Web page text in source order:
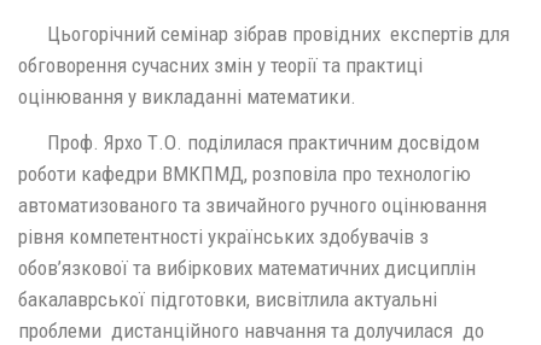
Цьогорічний семінар зібрав провідних експертів для
обговорення сучасних змін у теорії та практиці
оцінювання у викладанні математики.
Проф. Ярхо Т.О. поділилася практичним досвідом
роботи кафедри ВМКПМД, розповіла про технологію
автоматизованого та звичайного ручного оцінювання
рівня компетентності українських здобувачів з
обов’язкової та вибіркових математичних дисциплін
бакалаврської підготовки, висвітлила актуальні
проблеми дистанційного навчання та долучилася до